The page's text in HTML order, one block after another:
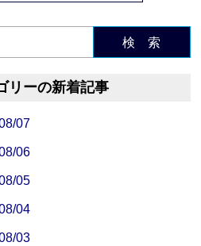
検 索
リーの新着記事
07
06
05
04
03